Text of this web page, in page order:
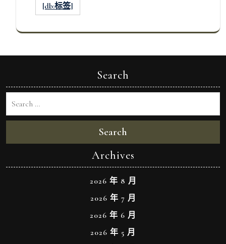
[db:标签]
Search
Search
Archives
2026 年 8 月
2026 年 7 月
2026 年 6 月
2026 年 5 月